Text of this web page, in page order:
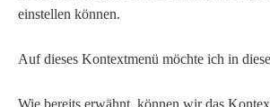
einstellen können.
Auf dieses Kontextmenü möchte ich in
Wie bereits erwähnt, können wir das